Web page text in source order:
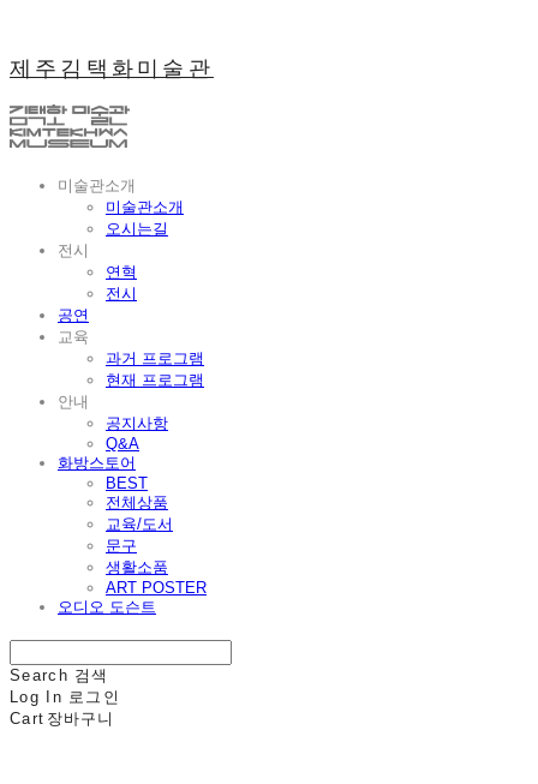
제주김택화미술관
미술관소개
미술관소개
오시는길
전시
연혁
전시
공연
교육
과거 프로그램
현재 프로그램
안내
공지사항
Q&A
화방스토어
BEST
전체상품
교육/도서
문구
생활소품
ART POSTER
오디오 도슨트
Search 검색
Log In 로그인
Cart 장바구니